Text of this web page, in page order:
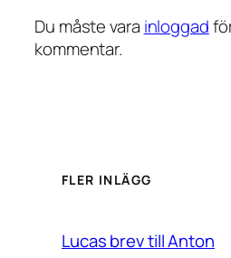
Du måste vara inloggad
kommentar.
FLER INLÄGG
Lucas brev till Anton